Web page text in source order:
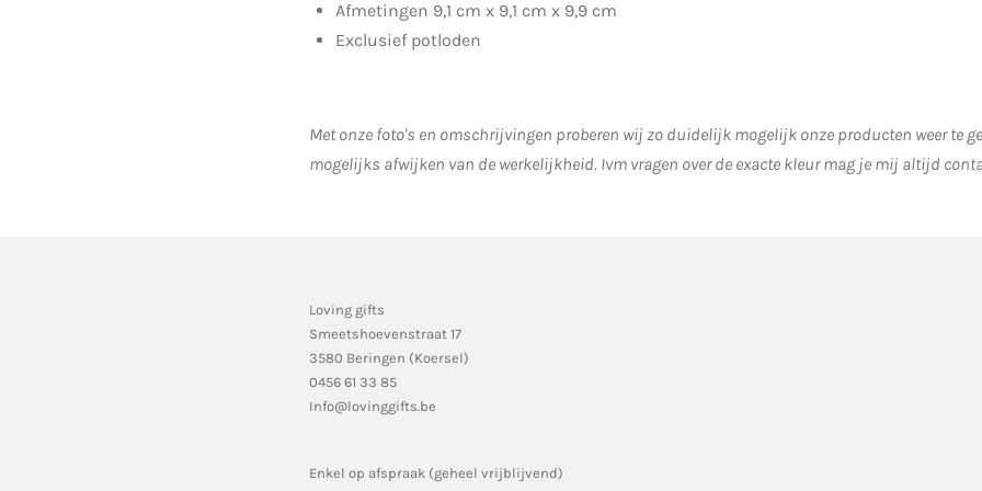
Afmetingen 9,1 cm x 9,1 cm x 9,9 cm
Exclusief potloden
Met onze foto's en omschrijvingen proberen wij zo duidelijk mogelijk onze producten weer te
mogelijks afwijken van de werkelijkheid. Ivm vragen over de exacte kleur mag je mij altijd
Loving gifts
Smeetshoevenstraat 17
3580 Beringen (Koersel)
0456 61 33 85
Info@lovinggifts.be
Enkel op afspraak (geheel vrijblijvend)